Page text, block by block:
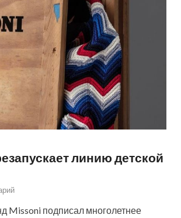
линию детской
Missoni подписал многолетнее